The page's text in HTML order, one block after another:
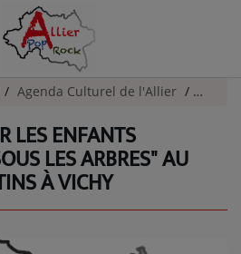
Agenda Culturel de l'Allier
LES ENFANTS
LES ARBRES" AU
À VICHY